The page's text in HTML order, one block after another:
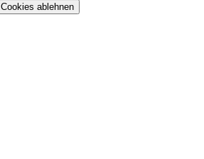
Cookies ablehnen